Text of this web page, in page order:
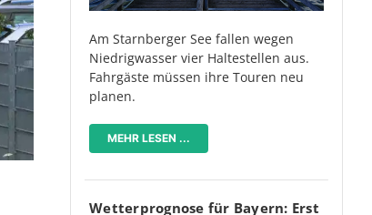
Am Starnberger See fallen wegen
Niedrigwasser vier Haltestellen aus.
Fahrgäste müssen ihre Touren neu
planen.
MEHR LESEN ...
Wetterprognose für Bayern: Erst